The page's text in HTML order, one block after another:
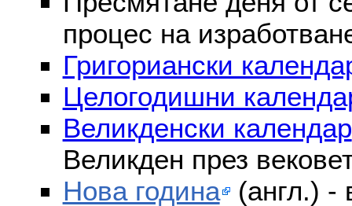
процес на
Григориански
Целогодишни
Великденски календар
Великден през
Нова година (англ.) -